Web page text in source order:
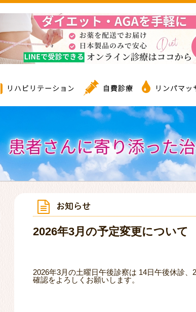
形外科クリニック｜神戸
2026年3月の予定変更について
2026年3月の土曜日午後診察は 14日午後休診
確認をよろしくお願いします。
時間